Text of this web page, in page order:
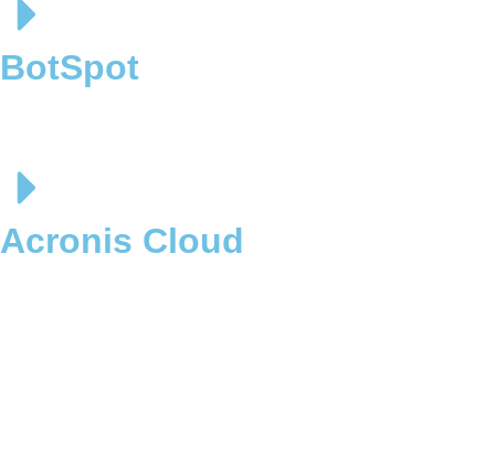
BotSpot
Acronis Cloud